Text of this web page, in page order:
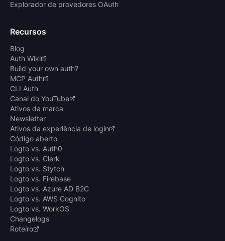
Explorador de provedores OAuth
Recursos
Blog
Auth Wiki
Build your own auth?
MCP Auth
CLI Auth
Canal do YouTube
Ativos da marca
Newsletter
Ativos da experiência de login
Código aberto
Logto vs. Auth0
Logto vs. Clerk
Logto vs. Stytch
Logto vs. Firebase
Logto vs. Azure AD B2C
Logto vs. AWS Cognito
Logto vs. WorkOS
Changelogs
Roteiro